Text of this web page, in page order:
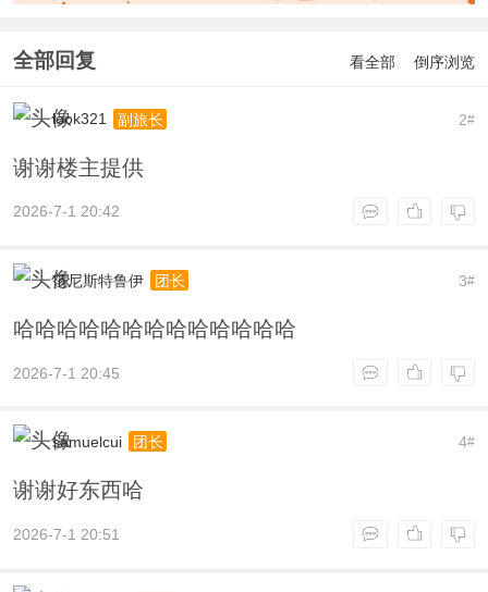
全部回复 看全部 倒序浏览
2#
look321 副旅长
谢谢楼主提供
2026-7-1 20:42
3#
范尼斯特鲁伊 团长
哈哈哈哈哈哈哈哈哈哈哈哈哈
2026-7-1 20:45
4#
samuelcui 团长
谢谢好东西哈
2026-7-1 20:51